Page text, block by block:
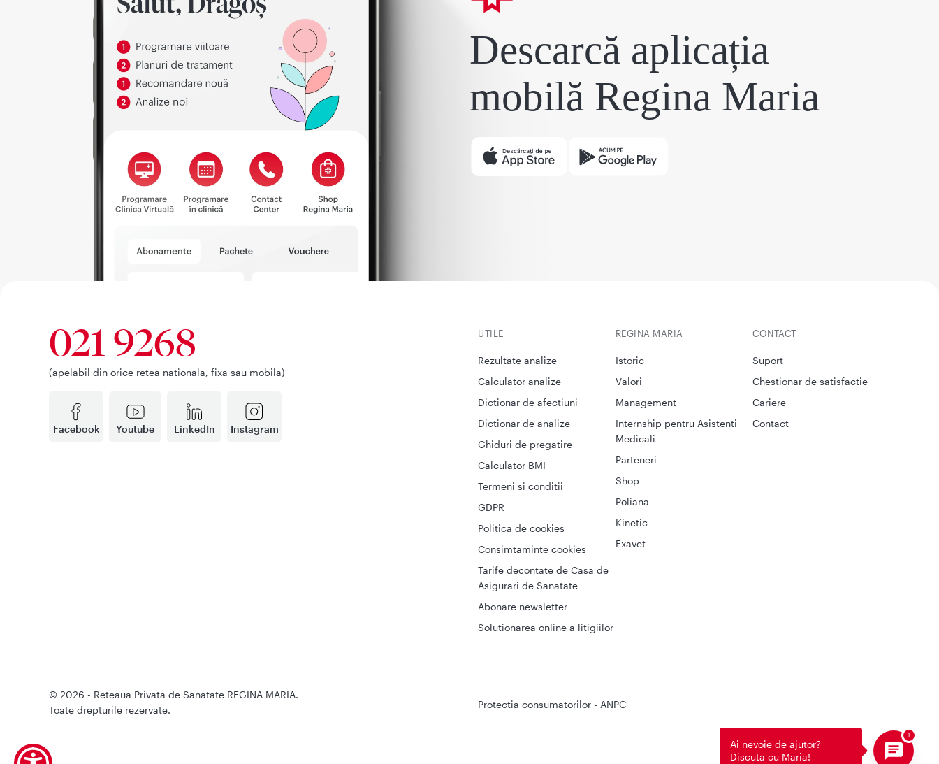
Descarcă aplicația
mobilă Regina Maria
Facebook Youtube LinkedIn Instagram
021 9268
(apelabil din orice retea nationala, fixa sau mobila)
UTILE
Rezultate analize
Calculator analize
Dictionar de afectiuni
Dictionar de analize
Ghiduri de pregatire
Calculator BMI
Termeni si conditii
GDPR
Politica de cookies
Consimtaminte cookies
Tarife decontate de Casa de
Asigurari de Sanatate
Abonare newsletter
Solutionarea online a litigiilor
CONTACT
Suport
Chestionar de satisfactie
Cariere
Contact
REGINA MARIA
Istoric
Valori
Management
Internship pentru Asistenti
Medicali
Parteneri
Shop
Poliana
Kinetic
Exavet
Protectia consumatorilor - ANPC
© 2026 - Reteaua Privata de Sanatate REGINA MARIA.
Toate drepturile rezervate.
Ai nevoie de ajutor?
Discuta cu Maria!